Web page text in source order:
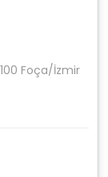
Foça/İzmir